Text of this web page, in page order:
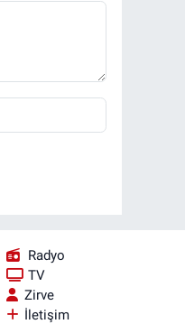
Radyo
TV
Zirve
İletişim